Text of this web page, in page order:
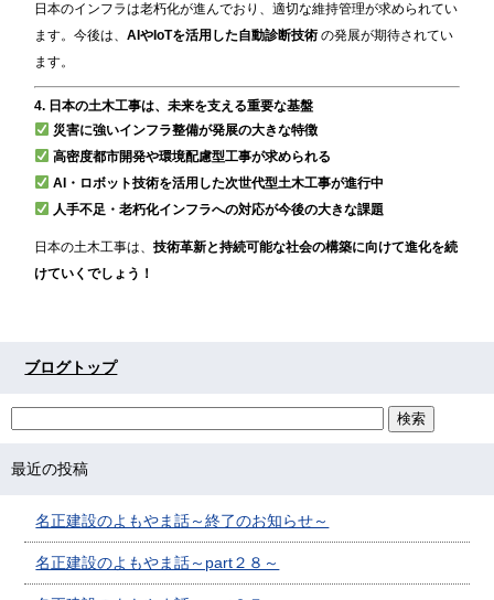
日本のインフラは老朽化が進んでおり、適切な維持管理が求められてい
ます。今後は、AIやIoTを活用した自動診断技術 の発展が期待されてい
ます。
4. 日本の土木工事は、未来を支える重要な基盤
災害に強いインフラ整備が発展の大きな特徴
高密度都市開発や環境配慮型工事が求められる
AI・ロボット技術を活用した次世代型土木工事が進行中
人手不足・老朽化インフラへの対応が今後の大きな課題
日本の土木工事は、技術革新と持続可能な社会の構築に向けて進化を続
けていくでしょう！
ブログトップ
最近の投稿
名正建設のよもやま話～終了のお知らせ～
名正建設のよもやま話～part２８～